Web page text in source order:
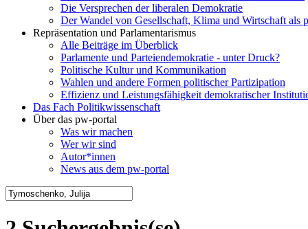
Die Versprechen der liberalen Demokratie
Der Wandel von Gesellschaft, Klima und Wirtschaft als
Repräsentation und Parlamentarismus
Alle Beiträge im Überblick
Parlamente und Parteiendemokratie - unter Druck?
Politische Kultur und Kommunikation
Wahlen und andere Formen politischer Partizipation
Effizienz und Leistungsfähigkeit demokratischer
Das Fach Politikwissenschaft
Über das pw-portal
Was wir machen
Wer wir sind
Autor*innen
News aus dem pw-portal